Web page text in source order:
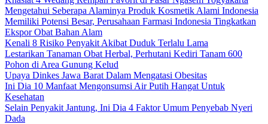
Mengetahui Seberapa Alaminya Produk Kosmetik Alami Indonesia
Memiliki Potensi Besar, Perusahaan Farmasi Indonesia Tingkatkan
Ekspor Obat Bahan Alam
Kenali 8 Risiko Penyakit Akibat Duduk Terlalu Lama
Lestarikan Tanaman Obat Herbal, Perhutani Kediri Tanam 600
Pohon di Area Gunung Kelud
Upaya Dinkes Jawa Barat Dalam Mengatasi Obesitas
Ini Dia 10 Manfaat Mengonsumsi Air Putih Hangat Untuk
Kesehatan
Selain Penyakit Jantung, Ini Dia 4 Faktor Umum Penyebab Nyeri
Dada